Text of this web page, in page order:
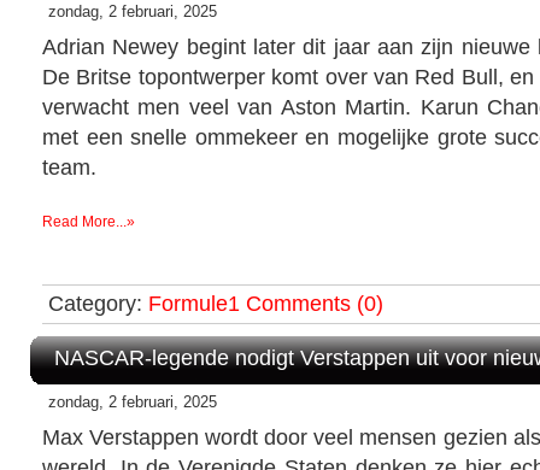
zondag, 2 februari, 2025
Adrian Newey begint later dit jaar aan zijn nieuwe
De Britse topontwerper komt over van Red Bull,
verwacht men veel van Aston Martin. Karun
met een snelle ommekeer en mogelijke grote
team.
Read More...»
Category: Formule1 Comments (0)
NASCAR-legende nodigt Verstappen uit voor
zondag, 2 februari, 2025
Max Verstappen wordt door veel mensen gezien